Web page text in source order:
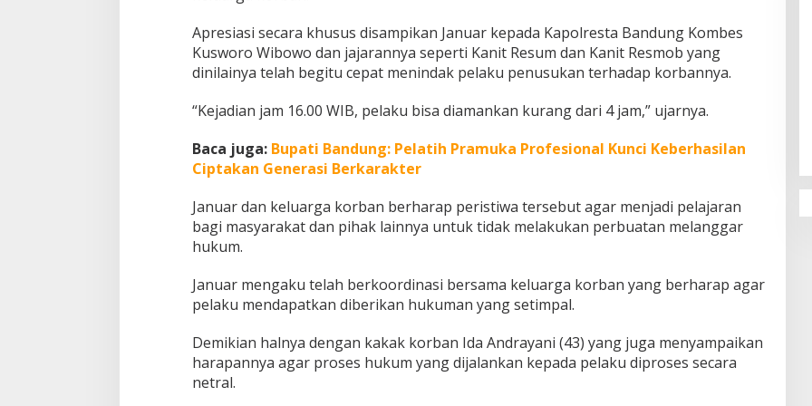
a
n
u
g
Apresiasi secara khusus disampikan Januar kepada Kapolresta Bandung Kombes
Kusworo Wibowo dan jajarannya seperti Kanit Resum dan Kanit Resmob yang
dinilainya telah begitu cepat menindak pelaku penusukan terhadap korbannya.
“Kejadian jam 16.00 WIB, pelaku bisa diamankan kurang dari 4 jam,” ujarnya.
Baca juga: Bupati Bandung: Pelatih Pramuka Profesional Kunci Keberhasilan
Ciptakan Generasi Berkarakter
Januar dan keluarga korban berharap peristiwa tersebut agar menjadi pelajaran
bagi masyarakat dan pihak lainnya untuk tidak melakukan perbuatan melanggar
hukum.
Januar mengaku telah berkoordinasi bersama keluarga korban yang berharap agar
pelaku mendapatkan diberikan hukuman yang setimpal.
Demikian halnya dengan kakak korban Ida Andrayani (43) yang juga menyampaikan
harapannya agar proses hukum yang dijalankan kepada pelaku diproses secara
netral.
Karakter Sekolah Nur Al Rahman
Mempelajarinya